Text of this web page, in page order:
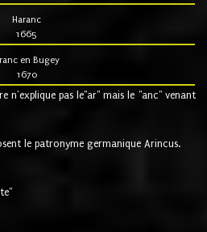
Haranc
1665
en Bugey
1670
n'explique pas le"ar" mais le "anc" venant
le patronyme germanique Arincus.